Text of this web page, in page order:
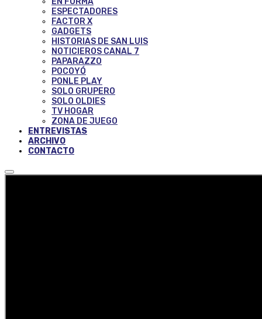
ESPECTADORES
FACTOR X
GADGETS
HISTORIAS DE SAN LUIS
NOTICIEROS CANAL 7
PAPARAZZO
POCOYÓ
PONLE PLAY
SOLO GRUPERO
SOLO OLDIES
TV HOGAR
ZONA DE JUEGO
ENTREVISTAS
ARCHIVO
CONTACTO